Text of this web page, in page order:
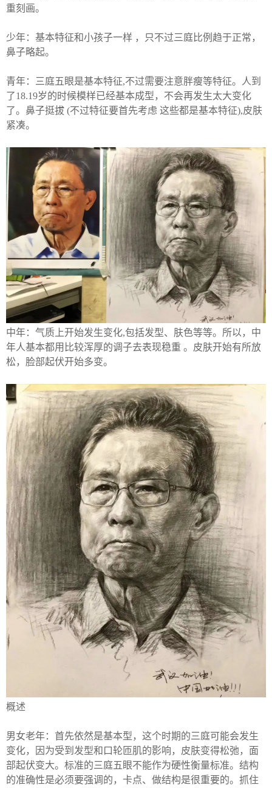
重刻画。
少年：基本特征和小孩子一样 ，只不过三庭比例趋于正常，
鼻子略起。
青年：三庭五眼是基本特征,不过需要注意胖瘦等特征。人到
了18.19岁的时候模样已经基本成型，不会再发生太大变化
了。鼻子挺拔 (不过特征要首先考虑 这些都是基本特征),皮肤
紧凑。
中年：气质上开始发生变化,包括发型、肤色等等。所以，中
年人基本都用比较浑厚的调子去表现稳重 。皮肤开始有所放
松，脸部起伏开始多变。
概述
男女老年：首先依然是基本型，这个时期的三庭可能会发生
变化，因为受到发型和口轮匝肌的影响，皮肤变得松弛，面
部起伏变大。标准的三庭五眼不能作为硬性衡量标准。结构
的准确性是必须要强调的，卡点、做结构是很重要的。抓住